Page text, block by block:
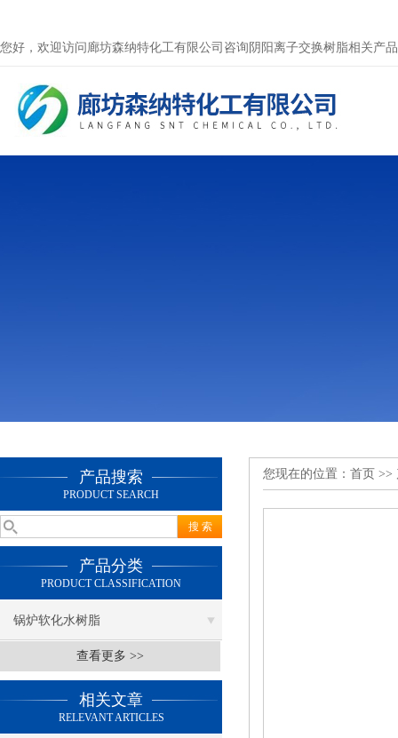
您好，欢迎访问廊坊森纳特化工有限公司咨询阴阳离子交换树脂相关产
产品搜索
PRODUCT SEARCH
产品分类
PRODUCT CLASSIFICATION
锅炉软化水树脂
查看更多 >>
相关文章
RELEVANT ARTICLES
您现在的位置： 首页 >>